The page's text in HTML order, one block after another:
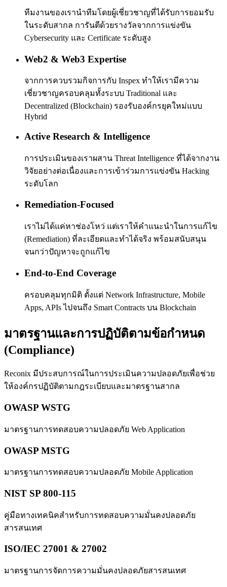
ทีมงานของเรานำทีมโดยผู้เชี่ยวชาญที่ได้รับการยอมรับ
ในระดับสากล การันตีด้วยรางวัลจากการแข่งขัน
Cybersecurity และ Certificate ระดับสูง
Web2 & Web3 Expertise
จากการควบรวมกิจการกับ Inspex ทำให้เรามีความ
เชี่ยวชาญครอบคลุมทั้งระบบ Traditional และ
Decentralized (Blockchain) รองรับองค์กรยุคใหม่แบบ
Hybrid
Active Research & Intelligence
การประเมินของเราผสาน Threat Intelligence ที่ได้จากงาน
วิจัยอย่างต่อเนื่องและการเข้าร่วมการแข่งขัน Hacking
ระดับโลก
Remediation-Focused
เราไม่ได้แค่หาช่องโหว่ แต่เราให้คำแนะนำในการแก้ไข
(Remediation) ที่ละเอียดและทำได้จริง พร้อมสนับสนุน
จนกว่าปัญหาจะถูกแก้ไข
End-to-End Coverage
ครอบคลุมทุกมิติ ตั้งแต่ Network Infrastructure, Mobile
Apps, APIs ไปจนถึง Smart Contracts บน Blockchain
มาตรฐานและการปฏิบัติตามข้อกำหนด
(Compliance)
Reconix มีประสบการณ์ในการประเมินความปลอดภัยเพื่อช่วย
ให้องค์กรปฏิบัติตามกฎระเบียบและมาตรฐานสากล
OWASP WSTG
มาตรฐานการทดสอบความปลอดภัย Web Application
OWASP MSTG
มาตรฐานการทดสอบความปลอดภัย Mobile Application
NIST SP 800-115
คู่มือทางเทคนิคสำหรับการทดสอบความมั่นคงปลอดภัย
สารสนเทศ
ISO/IEC 27001 & 27002
มาตรฐานการจัดการความมั่นคงปลอดภัยสารสนเทศ